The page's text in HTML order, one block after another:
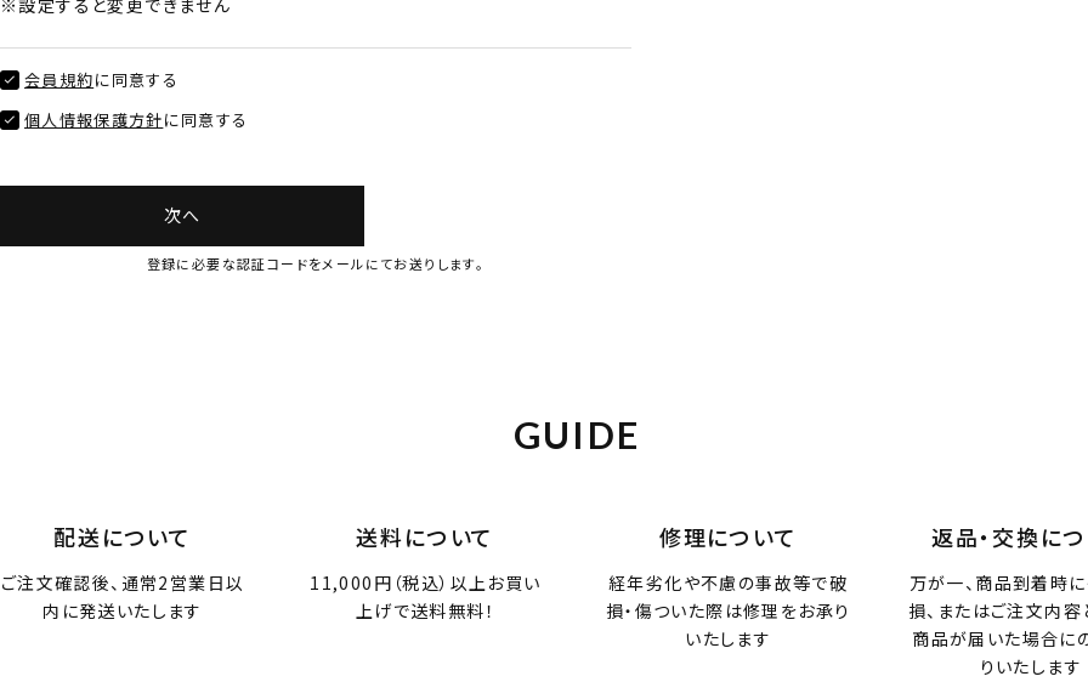
会員規約に同意する
個人情報保護方針に同意する
次へ
登録に必要な認証コードをメールにてお送りします。
GUIDE
配送について
ご注文確認後、通常2営業日以
内に発送いたします
送料について
11,000円（税込）以上お買い
上げで送料無料！
修理について
経年劣化や不慮の事故等で破
損・傷ついた際は修理をお承り
いたします
返品・交換に
万が一、商品到着時
損、またはご注文内
商品が届いた場合に
りいたします